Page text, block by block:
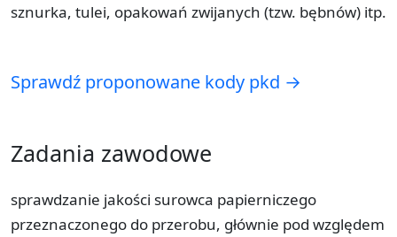
sznurka, tulei, opakowań zwijanych (tzw. bębnów) itp.
Sprawdź proponowane kody pkd →
Zadania zawodowe
sprawdzanie jakości surowca papierniczego
przeznaczonego do przerobu, głównie pod względem